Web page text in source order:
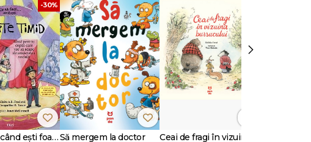
-30%
Ce să faci când ești foarte timid. Ghid pentru copiii care vor să scape de anxietatea socialăSă mergem la doctor
›